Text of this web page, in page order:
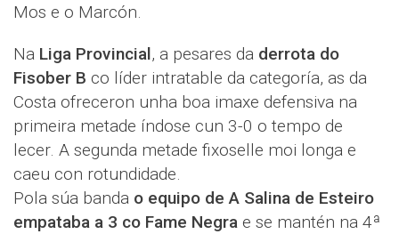
Mos e o Marcón.
Na Liga Provincial, a pesares da derrota do
Fisober B co líder intratable da categoría, as da
Costa ofreceron unha boa imaxe defensiva na
primeira metade índose cun 3-0 o tempo de
lecer. A segunda metade fixoselle moi longa e
caeu con rotundidade.
Pola súa banda o equipo de A Salina de Esteiro
empataba a 3 co Fame Negra e se mantén na 4ª